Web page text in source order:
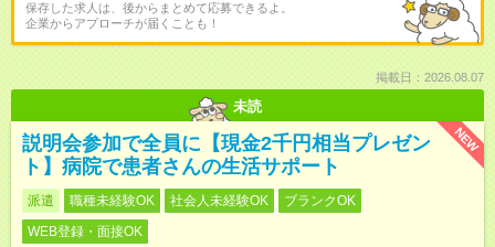
保存した求人は、後からまとめて応募できるよ。
企業からアプローチが届くことも！
掲載日：2026.08.07
未読
NEW
説明会参加で全員に【現金2千円相当プレゼン
ト】病院で患者さんの生活サポート
派遣 職種未経験OK 社会人未経験OK
ブランクOK
WEB登録・面接OK